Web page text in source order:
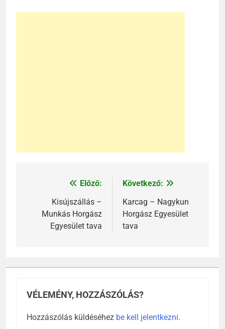
Bejegyzés
navigáció
Előző:
Kisújszállás –
Munkás Horgász
Egyesület tava
Következő:
Karcag – Nagykun
Horgász Egyesület
tava
VÉLEMÉNY, HOZZÁSZÓLÁS?
Hozzászólás küldéséhez be kell jelentkezni.